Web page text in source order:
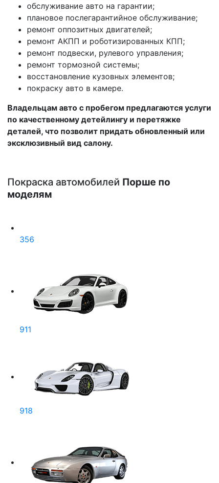
обслуживание авто на гарантии;
плановое послегарантийное обслуживание;
ремонт оппозитных двигателей;
ремонт АКПП и роботизированных КПП;
ремонт подвески, рулевого управления;
ремонт тормозной системы;
восстановление кузовных элементов;
покраску авто в камере.
Владельцам авто с пробегом предлагаются услуги
по качественному детейлингу и перетяжке
деталей, что позволит придать обновленный или
эксклюзивный вид салону.
Покраска автомобилей Порше по
моделям
356
911
918